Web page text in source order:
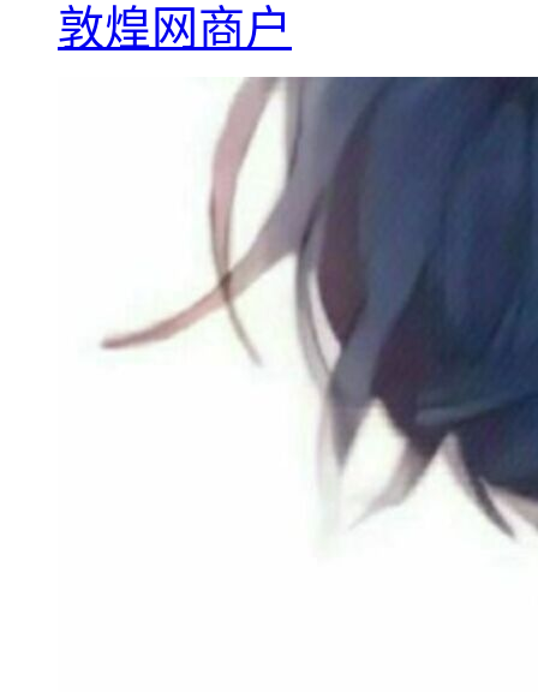
敦煌网商户